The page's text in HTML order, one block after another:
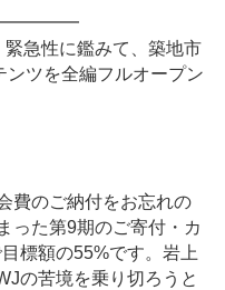
急性に鑑みて、築地市
ツを全編フルオープン
費のご納付をお忘れの
った第9期のご寄付・カ
標額の55%です。岩上
の苦境を乗り切ろうと